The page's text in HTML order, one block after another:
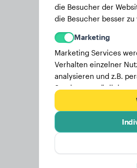
die Besucher der
die Besucher besser
Marketing
Marketing Services
Verhalten einzelner
analysieren und z.B.
Services ermöglichen
Hier findest du
Mehr